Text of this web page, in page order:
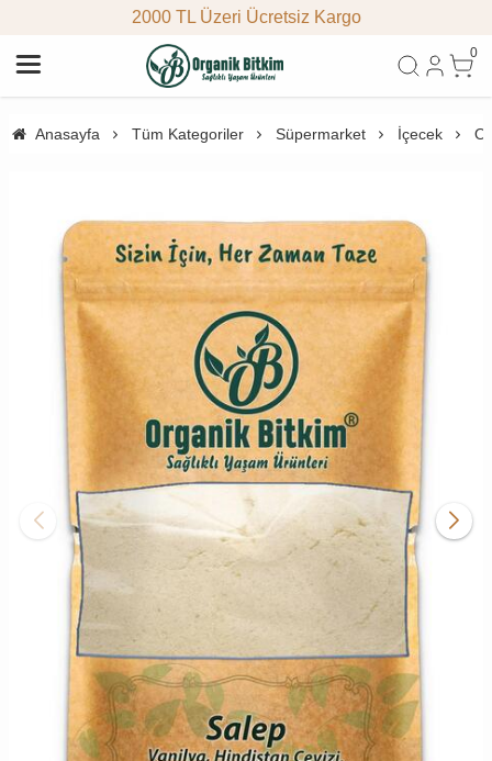
2000 TL Üzeri Ücretsiz Kargo
0
Anasayfa Tüm Kategoriler Süpermarket İçecek